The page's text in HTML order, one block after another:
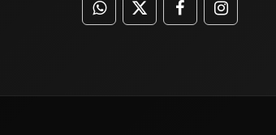
WhatsApp
TwitterFacebookFacebook